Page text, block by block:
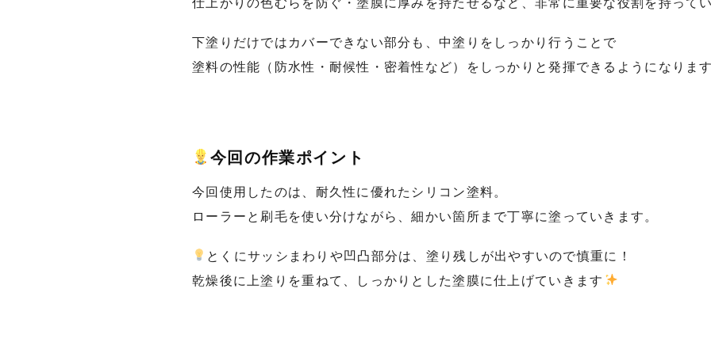
下塗りだけではカバーできない部分も、中塗りをしっかり行うことで
塗料の性能（防水性・耐候性・密着性など）をしっかりと発揮できるようになります
今回の作業ポイント
今回使用したのは、耐久性に優れたシリコン塗料。
ローラーと刷毛を使い分けながら、細かい箇所まで丁寧に塗っていきます。
とくにサッシまわりや凹凸部分は、塗り残しが出やすいので慎重に！
乾燥後に上塗りを重ねて、しっかりとした塗膜に仕上げていきます